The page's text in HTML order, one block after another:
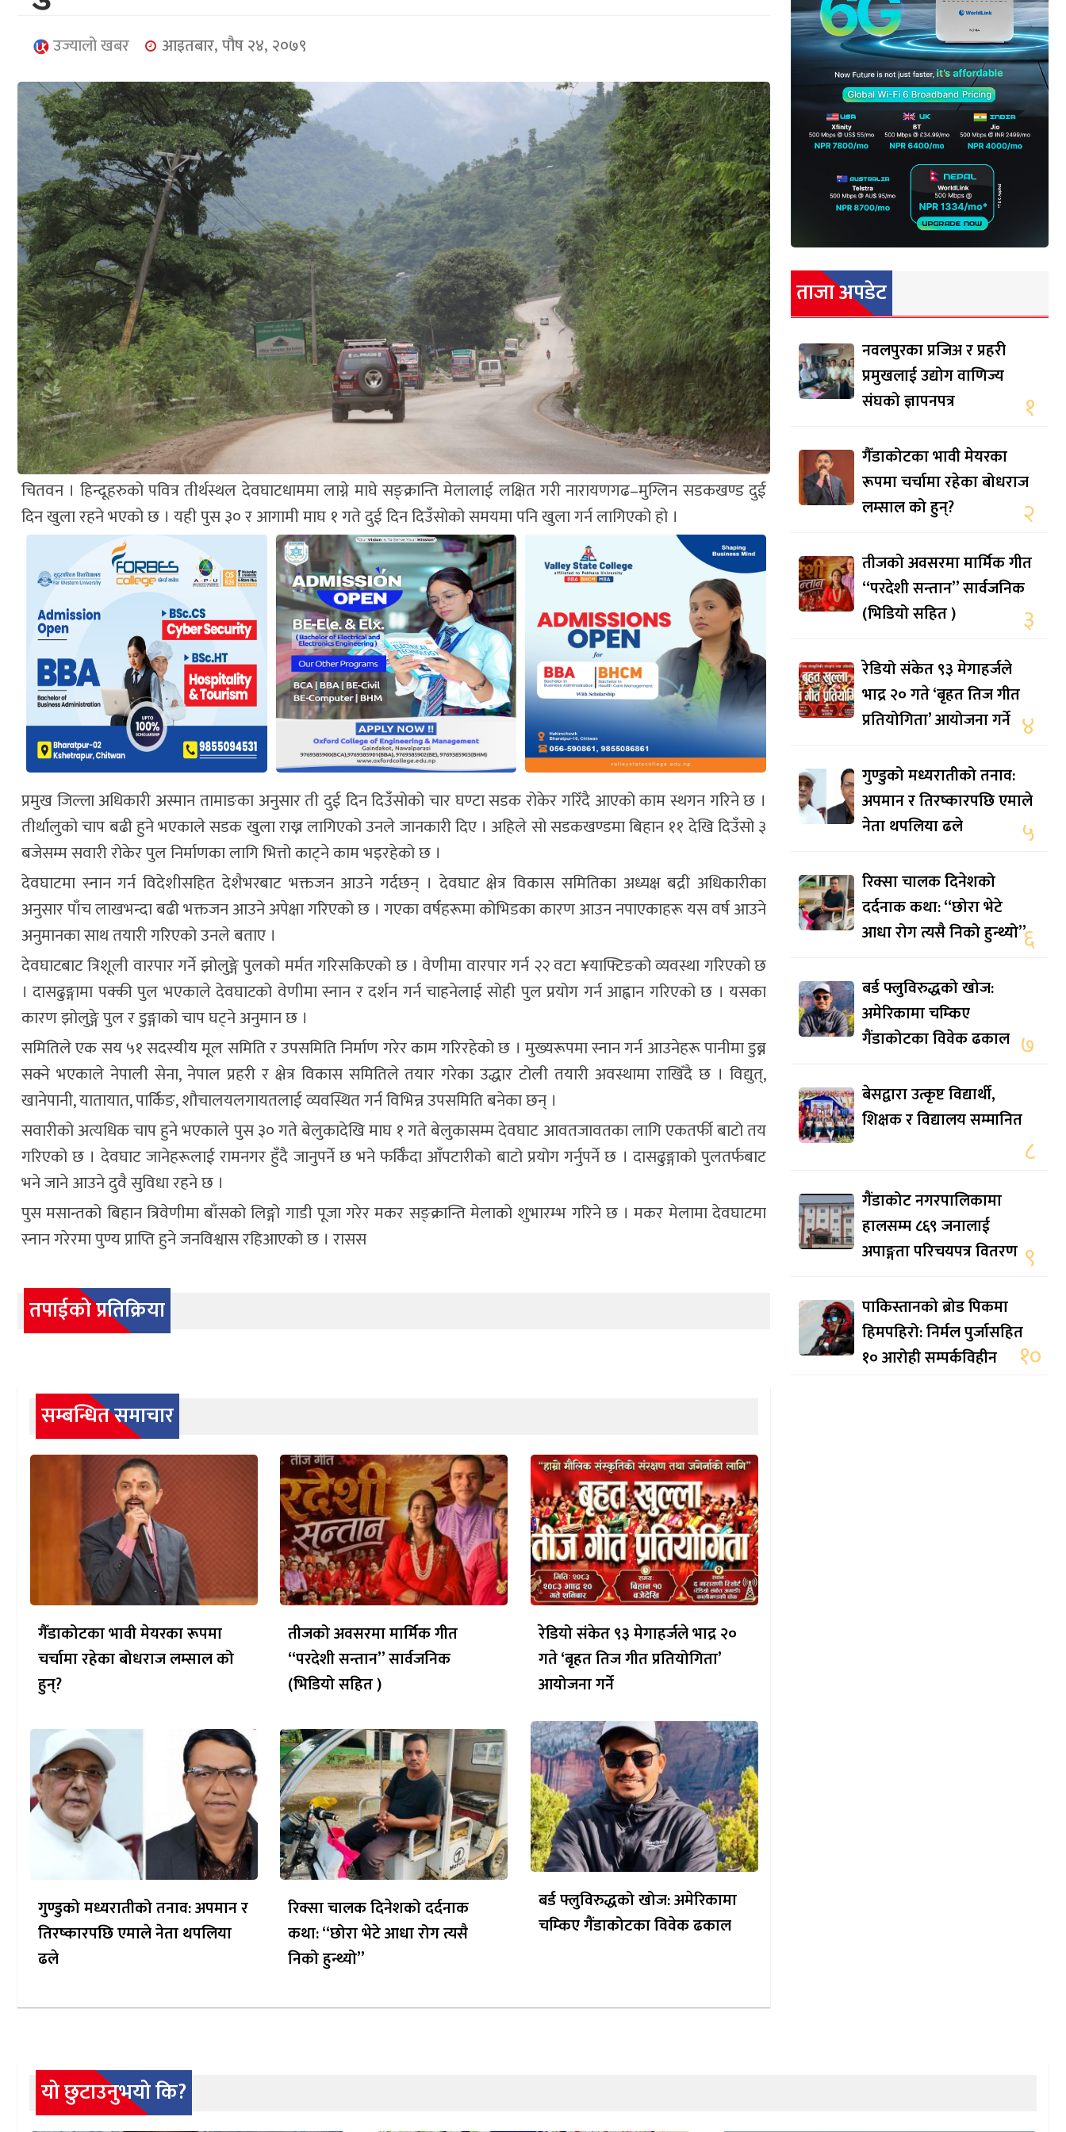
उज्यालो खबर आइतबार, पौष २४, २०७९
चितवन । हिन्दूहरुको पवित्र तीर्थस्थल देवघाटधाममा लाग्ने माघे सङ्क्रान्ति मेलालाई लक्षित गरी नारायणगढ–मुग्लिन सडकखण्ड दुई
दिन खुला रहने भएको छ । यही पुस ३० र आगामी माघ १ गते दुई दिन दिउँसोको समयमा पनि खुला गर्न लागिएको हो ।
प्रमुख जिल्ला अधिकारी अस्मान तामाङका अनुसार ती दुई दिन दिउँसोको चार घण्टा सडक रोकेर गरिँदै आएको काम स्थगन गरिने छ ।
तीर्थालुको चाप बढी हुने भएकाले सडक खुला राख्न लागिएको उनले जानकारी दिए । अहिले सो सडकखण्डमा बिहान ११ देखि दिउँसो ३
बजेसम्म सवारी रोकेर पुल निर्माणका लागि भित्तो काट्ने काम भइरहेको छ ।
देवघाटमा स्नान गर्न विदेशीसहित देशैभरबाट भक्तजन आउने गर्दछन् । देवघाट क्षेत्र विकास समितिका अध्यक्ष बद्री अधिकारीका
अनुसार पाँच लाखभन्दा बढी भक्तजन आउने अपेक्षा गरिएको छ । गएका वर्षहरूमा कोभिडका कारण आउन नपाएकाहरू यस वर्ष आउने
अनुमानका साथ तयारी गरिएको उनले बताए ।
देवघाटबाट त्रिशूली वारपार गर्ने झोलुङ्गे पुलको मर्मत गरिसकिएको छ । वेणीमा वारपार गर्न २२ वटा ¥याफ्टिङको व्यवस्था गरिएको छ
। दासढुङ्गामा पक्की पुल भएकाले देवघाटको वेणीमा स्नान र दर्शन गर्न चाहनेलाई सोही पुल प्रयोग गर्न आह्वान गरिएको छ । यसका
कारण झोलुङ्गे पुल र डुङ्गाको चाप घट्ने अनुमान छ ।
समितिले एक सय ५१ सदस्यीय मूल समिति र उपसमिति निर्माण गरेर काम गरिरहेको छ । मुख्यरूपमा स्नान गर्न आउनेहरू पानीमा डुब्न
सक्ने भएकाले नेपाली सेना, नेपाल प्रहरी र क्षेत्र विकास समितिले तयार गरेका उद्धार टोली तयारी अवस्थामा राखिँदै छ । विद्युत्,
खानेपानी, यातायात, पार्किङ, शौचालयलगायतलाई व्यवस्थित गर्न विभिन्न उपसमिति बनेका छन् ।
सवारीको अत्यधिक चाप हुने भएकाले पुस ३० गते बेलुकादेखि माघ १ गते बेलुकासम्म देवघाट आवतजावतका लागि एकतर्फी बाटो तय
गरिएको छ । देवघाट जानेहरूलाई रामनगर हुँदै जानुपर्ने छ भने फर्किँदा आँपटारीको बाटो प्रयोग गर्नुपर्ने छ । दासढुङ्गाको पुलतर्फबाट
भने जाने आउने दुवै सुविधा रहने छ ।
पुस मसान्तको बिहान त्रिवेणीमा बाँसको लिङ्गो गाडी पूजा गरेर मकर सङ्क्रान्ति मेलाको शुभारम्भ गरिने छ । मकर मेलामा देवघाटमा
स्नान गरेरमा पुण्य प्राप्ति हुने जनविश्वास रहिआएको छ । रासस
तपाईको प्रतिक्रिया
सम्बन्धित समाचार
गैँडाकोटका भावी मेयरका रूपमा
चर्चामा रहेका बोधराज लम्साल को
हुन्?
तीजको अवसरमा मार्मिक गीत
“परदेशी सन्तान” सार्वजनिक
(भिडियो सहित )
रेडियो संकेत ९३ मेगाहर्जले भाद्र २०
गते ‘बृहत तिज गीत प्रतियोगिता’
आयोजना गर्ने
गुण्डुको मध्यरातीको तनाव: अपमान र
तिरष्कारपछि एमाले नेता थपलिया
ढले
रिक्सा चालक दिनेशको दर्दनाक
कथा: “छोरा भेटे आधा रोग त्यसै
निको हुन्थ्यो”
बर्ड फ्लुविरुद्धको खोज: अमेरिकामा
चम्किए गैंडाकोटका विवेक ढकाल
ताजा अपडेट
नवलपुरका प्रजिअ र प्रहरी
प्रमुखलाई उद्योग वाणिज्य
संघको ज्ञापनपत्र
१
गैँडाकोटका भावी मेयरका
रूपमा चर्चामा रहेका बोधराज
लम्साल को हुन्?
२
तीजको अवसरमा मार्मिक गीत
“परदेशी सन्तान” सार्वजनिक
(भिडियो सहित )
३
रेडियो संकेत ९३ मेगाहर्जले
भाद्र २० गते ‘बृहत तिज गीत
प्रतियोगिता’ आयोजना गर्ने ४
गुण्डुको मध्यरातीको तनाव:
अपमान र तिरष्कारपछि एमाले
नेता थपलिया ढले
५
रिक्सा चालक दिनेशको
दर्दनाक कथा: “छोरा भेटे
आधा रोग त्यसै निको हुन्थ्यो”६
बर्ड फ्लुविरुद्धको खोज:
अमेरिकामा चम्किए
गैंडाकोटका विवेक ढकाल ७
बेसद्वारा उत्कृष्ट विद्यार्थी,
शिक्षक र विद्यालय सम्मानित
८
गैंडाकोट नगरपालिकामा
हालसम्म ८६९ जनालाई
अपाङ्गता परिचयपत्र वितरण ९
पाकिस्तानको ब्रोड पिकमा
हिमपहिरो: निर्मल पुर्जासहित
१० आरोही सम्पर्कविहीन
१०
यो छुटाउनुभयो कि?